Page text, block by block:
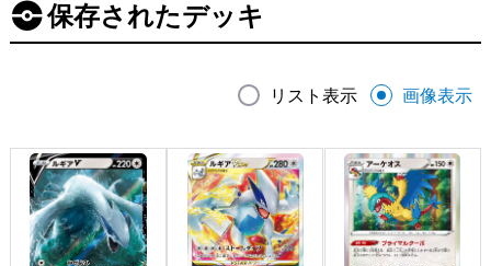
保存されたデッキ
リスト表示 画像表示